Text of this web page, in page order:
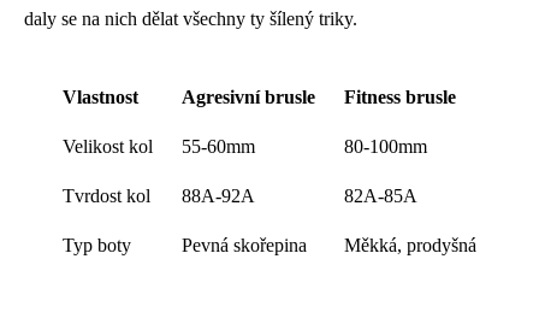
daly se na nich dělat všechny ty šílený triky.
Vlastnost Agresivní brusle Fitness brusle
Velikost kol 55-60mm 80-100mm
Tvrdost kol 88A-92A 82A-85A
Typ boty Pevná skořepina Měkká, prodyšná